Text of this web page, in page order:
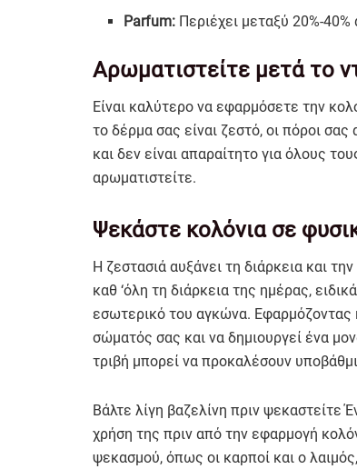
Parfum: Περιέχει μεταξύ 20%-
Αρωματιστείτε μετά το
Είναι καλύτερο να εφαρμόσετε την
το δέρμα σας είναι ζεστό, οι πόροι
και δεν είναι απαραίτητο για όλους
αρωματιστείτε.
Ψεκάστε κολόνια σε
Η ζεστασιά αυξάνει τη διάρκεια και
καθ ‘όλη τη διάρκεια της ημέρας,
εσωτερικό του αγκώνα. Εφαρμόζοντας
σώματός σας και να δημιουργεί ένα
τριβή μπορεί να προκαλέσουν
Βάλτε λίγη βαζελίνη πριν ψεκαστείτε
χρήση της πριν από την εφαρμογή
ψεκασμού, όπως οι καρποί και ο